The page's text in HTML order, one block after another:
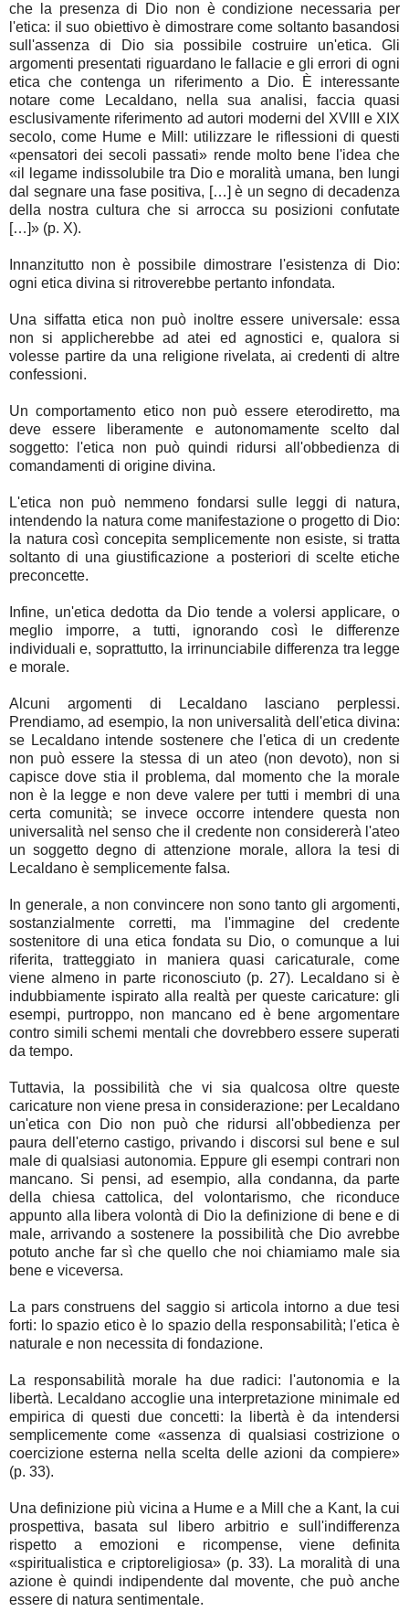
che la presenza di Dio non è condizione necessaria per
l'etica: il suo obiettivo è dimostrare come soltanto basandosi
sull'assenza di Dio sia possibile costruire un'etica. Gli
argomenti presentati riguardano le fallacie e gli errori di ogni
etica che contenga un riferimento a Dio. È interessante
notare come Lecaldano, nella sua analisi, faccia quasi
esclusivamente riferimento ad autori moderni del XVIII e XIX
secolo, come Hume e Mill: utilizzare le riflessioni di questi
«pensatori dei secoli passati» rende molto bene l'idea che
«il legame indissolubile tra Dio e moralità umana, ben lungi
dal segnare una fase positiva, […] è un segno di decadenza
della nostra cultura che si arrocca su posizioni confutate
[…]» (p. X).
Innanzitutto non è possibile dimostrare l'esistenza di Dio:
ogni etica divina si ritroverebbe pertanto infondata.
Una siffatta etica non può inoltre essere universale: essa
non si applicherebbe ad atei ed agnostici e, qualora si
volesse partire da una religione rivelata, ai credenti di altre
confessioni.
Un comportamento etico non può essere eterodiretto, ma
deve essere liberamente e autonomamente scelto dal
soggetto: l'etica non può quindi ridursi all'obbedienza di
comandamenti di origine divina.
L'etica non può nemmeno fondarsi sulle leggi di natura,
intendendo la natura come manifestazione o progetto di Dio:
la natura così concepita semplicemente non esiste, si tratta
soltanto di una giustificazione a posteriori di scelte etiche
preconcette.
Infine, un'etica dedotta da Dio tende a volersi applicare, o
meglio imporre, a tutti, ignorando così le differenze
individuali e, soprattutto, la irrinunciabile differenza tra legge
e morale.
Alcuni argomenti di Lecaldano lasciano perplessi.
Prendiamo, ad esempio, la non universalità dell'etica divina:
se Lecaldano intende sostenere che l'etica di un credente
non può essere la stessa di un ateo (non devoto), non si
capisce dove stia il problema, dal momento che la morale
non è la legge e non deve valere per tutti i membri di una
certa comunità; se invece occorre intendere questa non
universalità nel senso che il credente non considererà l'ateo
un soggetto degno di attenzione morale, allora la tesi di
Lecaldano è semplicemente falsa.
In generale, a non convincere non sono tanto gli argomenti,
sostanzialmente corretti, ma l'immagine del credente
sostenitore di una etica fondata su Dio, o comunque a lui
riferita, tratteggiato in maniera quasi caricaturale, come
viene almeno in parte riconosciuto (p. 27). Lecaldano si è
indubbiamente ispirato alla realtà per queste caricature: gli
esempi, purtroppo, non mancano ed è bene argomentare
contro simili schemi mentali che dovrebbero essere superati
da tempo.
Tuttavia, la possibilità che vi sia qualcosa oltre queste
caricature non viene presa in considerazione: per Lecaldano
un'etica con Dio non può che ridursi all'obbedienza per
paura dell'eterno castigo, privando i discorsi sul bene e sul
male di qualsiasi autonomia. Eppure gli esempi contrari non
mancano. Si pensi, ad esempio, alla condanna, da parte
della chiesa cattolica, del volontarismo, che riconduce
appunto alla libera volontà di Dio la definizione di bene e di
male, arrivando a sostenere la possibilità che Dio avrebbe
potuto anche far sì che quello che noi chiamiamo male sia
bene e viceversa.
La pars construens del saggio si articola intorno a due tesi
forti: lo spazio etico è lo spazio della responsabilità; l'etica è
naturale e non necessita di fondazione.
La responsabilità morale ha due radici: l'autonomia e la
libertà. Lecaldano accoglie una interpretazione minimale ed
empirica di questi due concetti: la libertà è da intendersi
semplicemente come «assenza di qualsiasi costrizione o
coercizione esterna nella scelta delle azioni da compiere»
(p. 33).
Una definizione più vicina a Hume e a Mill che a Kant, la cui
prospettiva, basata sul libero arbitrio e sull'indifferenza
rispetto a emozioni e ricompense, viene definita
«spiritualistica e criptoreligiosa» (p. 33). La moralità di una
azione è quindi indipendente dal movente, che può anche
essere di natura sentimentale.